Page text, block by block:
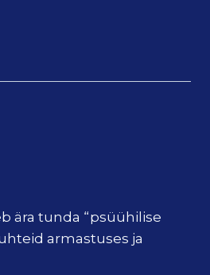
ära tunda “psüühilise
armastuses ja